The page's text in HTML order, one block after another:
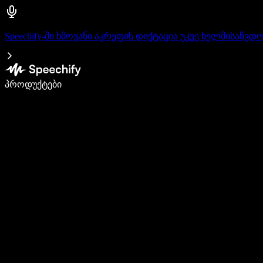
Speechify-ში ხმოვანი აკრეფის დიქტაცია უკვე
პროდუქტები
დაწერე 5-ჯერ სწრაფად ხმით კარნახით